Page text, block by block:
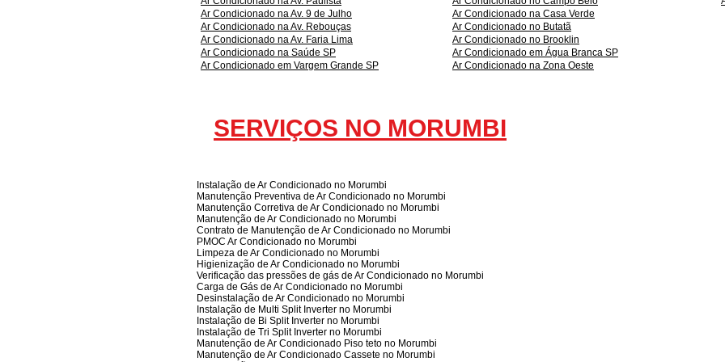
Ar Condicionado na Av. 9 de Julho
Ar Condicionado na Av. Rebouças
Ar Condicionado na Av. Faria Lima
Ar Condicionado na Saúde SP
Ar Condicionado em Vargem Grande SP
Ar Condicionado na Casa Verde
Ar Condicionado no Butatã
Ar Condicionado no Brooklin
Ar Condicionado em Água Branca SP
Ar Condicionado na Zona Oeste
SERVIÇOS NO MORUMBI
Instalação de Ar Condicionado no Morumbi
Manutenção Preventiva de Ar Condicionado no Morumbi
Manutenção Corretiva de Ar Condicionado no Morumbi
Manutenção de Ar Condicionado no Morumbi
Contrato de Manutenção de Ar Condicionado no Morumbi
PMOC Ar Condicionado no Morumbi
Limpeza de Ar Condicionado no Morumbi
Higienização de Ar Condicionado no Morumbi
Verificação das pressões de gás de Ar Condicionado no Morumbi
Carga de Gás de Ar Condicionado no Morumbi
Desinstalação de Ar Condicionado no Morumbi
Instalação de Multi Split Inverter no Morumbi
Instalação de Bi Split Inverter no Morumbi
Instalação de Tri Split Inverter no Morumbi
Manutenção de Ar Condicionado Piso teto no Morumbi
Manutenção de Ar Condicionado Cassete no Morumbi